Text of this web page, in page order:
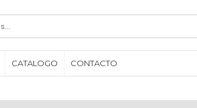
CATALOGO CONTACTO